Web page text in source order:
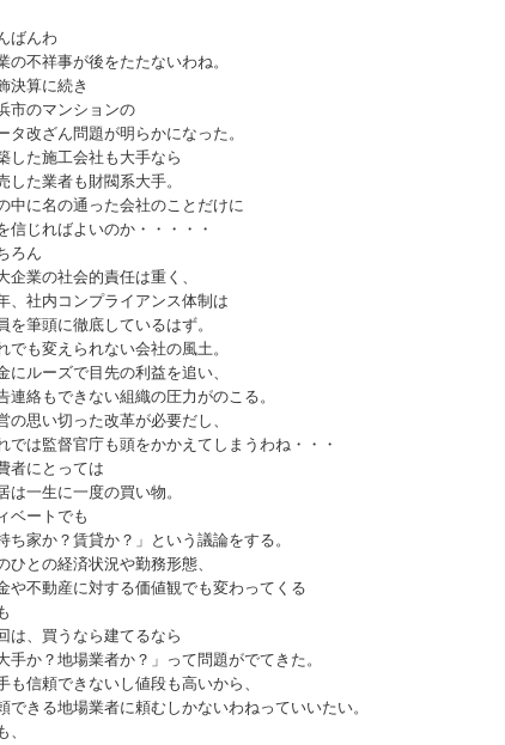
ばんわ
の不祥事が後をたたないわね。
決算に続き
市のマンションの
タ改ざん問題が明らかになった。
した施工会社も大手なら
した業者も財閥系大手。
中に名の通った会社のことだけに
信じればよいのか・・・・・
ろん
企業の社会的責任は重く、
、社内コンプライアンス体制は
を筆頭に徹底しているはず。
でも変えられない会社の風土。
にルーズで目先の利益を追い、
連絡もできない組織の圧力がのこる。
の思い切った改革が必要だし、
では監督官庁も頭をかかえてしまうわね・・・
者にとっては
は一生に一度の買い物。
ベートでも
ち家か？賃貸か？」という議論をする。
ひとの経済状況や勤務形態、
や不動産に対する価値観でも変わってくる
は、買うなら建てるなら
大手か？地場業者か？」って問題がでてきた。
も信頼できないし値段も高いから、
できる地場業者に頼むしかないわねっていいたい。
、